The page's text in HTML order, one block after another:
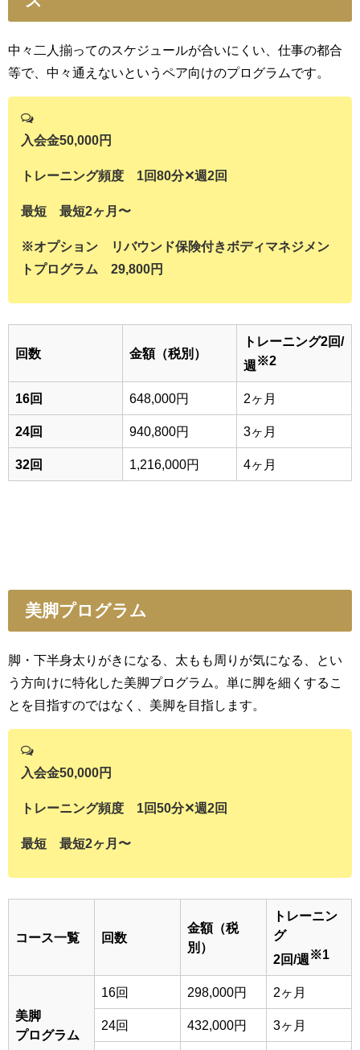
中々二人揃ってのスケジュールが合いにくい、仕事の都合
等で、中々通えないというペア向けのプログラムです。
入会金50,000円
トレーニング頻度 1回80分✕週2回
最短 最短2ヶ月〜
※オプション リバウンド保険付きボディマネジメン
トプログラム 29,800円
回数 金額（税別）
トレーニング2回/
週 ※2
16回 648,000円 2ヶ月
24回 940,800円 3ヶ月
32回 1,216,000円 4ヶ月
美脚プログラム
脚・下半身太りがきになる、太もも周りが気になる、とい
う方向けに特化した美脚プログラム。単に脚を細くするこ
とを目指すのではなく、美脚を目指します。
入会金50,000円
トレーニング頻度 1回50分✕週2回
最短 最短2ヶ月〜
コース一覧 回数
金額（税
別）
トレーニン
グ
2回/週 ※1
美脚
プログラム
16回 298,000円 2ヶ月
24回 432,000円 3ヶ月